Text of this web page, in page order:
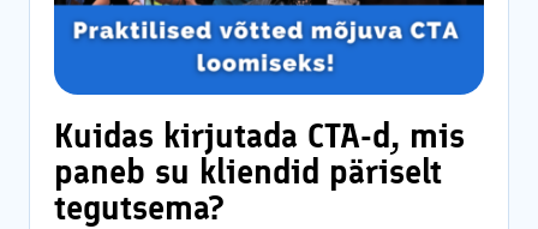
Kodulehe tekstide kirjutamine
Sisuturundus ja sisuloome
Google Ads reklaami haldamine ja konsultatsioonid
Veebikoolitus – sissejuhatus meiliturundusse
Õppekorralduse alused
Koolitaja Brit Mesipuu
Kuidas kirjutada CTA-d, mis
paneb su kliendid päriselt
tegutsema?